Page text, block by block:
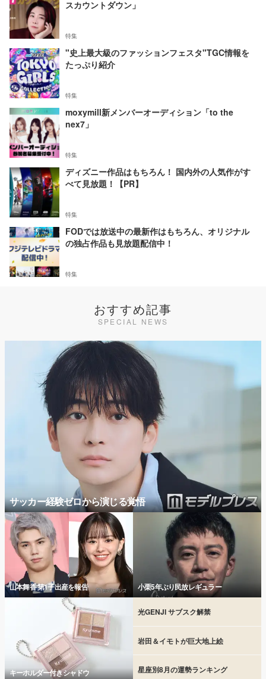
スカウントダウン」
特集
"史上最大級のファッションフェスタ"TGC情報を
たっぷり紹介
特集
moxymill新メンバーオーディション「to the
nex7」
特集
ディズニー作品はもちろん！ 国内外の人気作がす
べて見放題！【PR】
特集
FODでは放送中の最新作はもちろん、オリジナル
の独占作品も見放題配信中！
特集
おすすめ記事
SPECIAL NEWS
サッカー経験ゼロから演じる覚悟
山本舞香 第1子出産を報告 小栗5年ぶり民放レギュラー
キーホルダー付きシャドウ
光GENJI サブスク解禁
岩田＆イモトが巨大地上絵
星座別8月の運勢ランキング